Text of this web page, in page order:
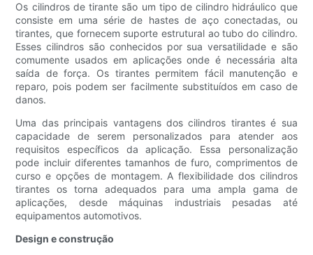
Os cilindros de tirante são um tipo de cilindro hidráulico que
consiste em uma série de hastes de aço conectadas, ou
tirantes, que fornecem suporte estrutural ao tubo do cilindro.
Esses cilindros são conhecidos por sua versatilidade e são
comumente usados ​​em aplicações onde é necessária alta
saída de força. Os tirantes permitem fácil manutenção e
reparo, pois podem ser facilmente substituídos em caso de
danos.
Uma das principais vantagens dos cilindros tirantes é sua
capacidade de serem personalizados para atender aos
requisitos específicos da aplicação. Essa personalização
pode incluir diferentes tamanhos de furo, comprimentos de
curso e opções de montagem. A flexibilidade dos cilindros
tirantes os torna adequados para uma ampla gama de
aplicações, desde máquinas industriais pesadas até
equipamentos automotivos.
Design e construção